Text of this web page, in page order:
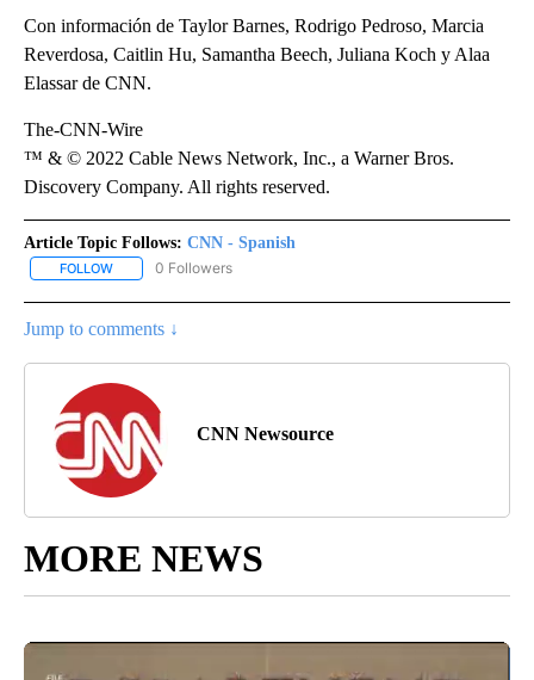
Con información de Taylor Barnes, Rodrigo Pedroso, Marcia
Reverdosa, Caitlin Hu, Samantha Beech, Juliana Koch y Alaa
Elassar de CNN.
The-CNN-Wire
™ & © 2022 Cable News Network, Inc., a Warner Bros.
Discovery Company. All rights reserved.
Article Topic Follows: CNN - Spanish
FOLLOW FOLLOW "CNN - SPANISH" TO RECEIVE NOTIFICATIONS ABOUT
0 Followers
Jump to comments ↓
CNN Newsource
MORE NEWS